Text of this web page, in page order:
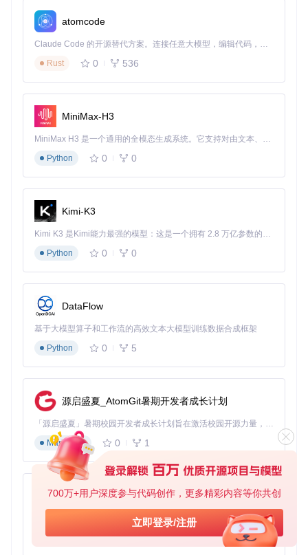
700万+用户深度参与代码创作，更多精彩内容等你共创
立即登录/注册
专业数据
用户自定义：个人或团队共享的私有服务配置
每个服务条目均显示预览缩略图、数据来源和适用比例尺范
围，帮助用户快速判断是否符合需求。
⚙️ 可视化服务编辑器
场景：城市规划师需要调整WMS服务的透明度和显示级别以
突出规划图层
操作：在图层列表右键点击已加载的服务→选择"QuickMapSe
rvices编辑"→在弹出界面调整透明度滑块（10%-90%）→设
置可见比例尺范围→点击"应用"
：无需手动编辑XML或理解复杂参数，30秒内完成服务样
式优化，使规划方案与底图达到最佳视觉平衡。
编辑器支持所有主流服务协议的可视化配置，包括：
WMS服务的图层筛选与样式选择
TMS瓦片服务的分辨率调整
WFS矢量服务的属性过滤
📊 服务性能优化中心
运行卡顿
操作：打开插件设置→进入"性能优化"标签→启用"智能缓
收益：地图加载速度提升60%，内存占用减少45%，即使在低
配电脑上也能流畅操作多图层项目。
高级用户可通过"专家模式"配置更精细的性能参数，如瓦片预
加载策略、请求超时设置等，进一步优化特定场景下的服务表
专业技巧 ：对于需要频繁离线使用的项目，建议启用"完整
缓存"模式，在有网络时预先下载研究区域的地图瓦片，确保
野外工作无中断。
📈 行业应用案例与实际效益
地质灾害风险评估
atomcode
Claude Code 的开源替代方案。连接任意大模型，编辑代码，运行命令，自动验证 — 全自动执行。用 Rust 构建，极致性能。 ｜ An open-source alternative to Claude Code. Connect any LLM, edit code, run commands, and verify changes — autonomously. Built in Rust for speed. Get Started
Rust
0 536
MiniMax-H3
MiniMax H3 是一个通用的全模态生成系统。它支持对由文本、图像、视频和音频组成的多模态上下文进行统一理解，并能生成分辨率高达 2K、时长可达 15 秒的带原生立体声音频的视频。得益于面向任务泛化的系统设计，H3 在预训练阶段就已具备广泛的多模态上下文理解与生成能力，能够出色地执行复杂的多模态指令。
Python
0 0
Kimi-K3
Kimi K3 是Kimi能力最强的模型：这是一个拥有 2.8 万亿参数的混合专家（MoE）模型，具备原生视觉理解能力，并支持 100 万 token 的上下文窗口。
Python
0 0
DataFlow
基于大模型算子和工作流的高效文本大模型训练数据合成框架
Python
0 5
源启盛夏_AtomGit暑期开发者成长计划
「源启盛夏」暑期校园开发者成长计划旨在激活校园开源力量，通过积分激励、认证扶持、资源倾斜等形式，引导高校组织和开发者完成「入驻 — 建项目 — 做贡献 — 获认证 — 得资源」的完整闭环。无论你是想带领社团入驻平台的组织者，还是希望用代码贡献证明自己的开发者，都能在这里找到属于你的成长路径。
Markdown
0 1
py-xiaozhi
基于Python的Xiaozhi AI，适用于想要完整Xiaozhi体验而无需拥有专用硬件的用户。
Python
0 1